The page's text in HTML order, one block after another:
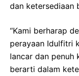
dan ketersediaan
“Kami berharap
perayaan Idulfitri
lancar dan penuh
berarti dalam